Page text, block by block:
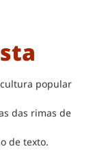
popular
das rimas de
de texto.